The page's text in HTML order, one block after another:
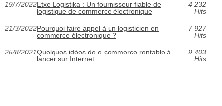
19/7/2022Etxe Logistika : Un fournisseur fiable de
logistique de commerce électronique
4 232
Hits
21/3/2022Pourquoi faire appel à un logisticien en
commerce électronique ?
7 927
Hits
25/8/2021Quelques idées de e-commerce rentable à
lancer sur Internet
9 403
Hits